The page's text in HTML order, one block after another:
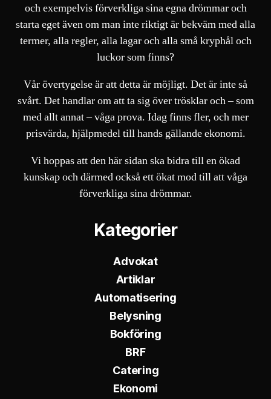
och exempelvis förverkliga sina egna drömmar och
starta eget även om man inte riktigt är bekväm med alla
termer, alla regler, alla lagar och alla små kryphål och
luckor som finns?
Vår övertygelse är att detta är möjligt. Det är inte så
svårt. Det handlar om att ta sig över trösklar och – som
med allt annat – våga prova. Idag finns fler, och mer
prisvärda, hjälpmedel till hands gällande ekonomi.
Vi hoppas att den här sidan ska bidra till en ökad
kunskap och därmed också ett ökat mod till att våga
förverkliga sina drömmar.
Kategorier
Advokat
Artiklar
Automatisering
Belysning
Bokföring
BRF
Catering
Ekonomi